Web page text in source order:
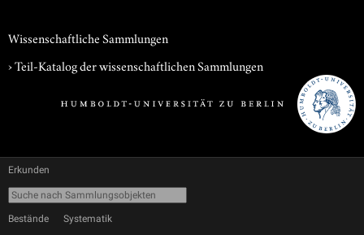
Wissenschaftliche Sammlungen
› Teil-Katalog der wissenschaftlichen Sammlungen
Erkunden
Bestände Systematik